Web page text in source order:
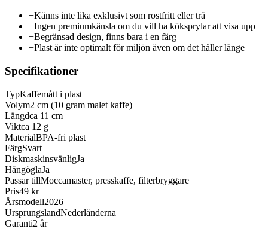
−Känns inte lika exklusivt som rostfritt eller trä
−Ingen premiumkänsla om du vill ha köksprylar att visa upp
−Begränsad design, finns bara i en färg
−Plast är inte optimalt för miljön även om det håller länge
Specifikationer
TypKaffemått i plast
Volym2 cm (10 gram malet kaffe)
Längdca 11 cm
Viktca 12 g
MaterialBPA-fri plast
FärgSvart
DiskmaskinsvänligJa
HängöglaJa
Passar tillMoccamaster, presskaffe, filterbryggare
Pris49 kr
Årsmodell2026
UrsprungslandNederländerna
Garanti2 år